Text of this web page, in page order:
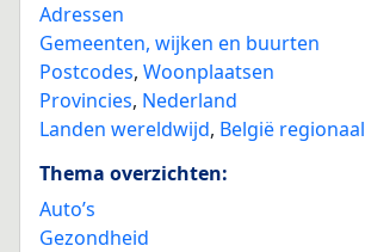
Adressen
Gemeenten, wijken en buurten
Postcodes, Woonplaatsen
Provincies, Nederland
Landen wereldwijd, België regionaal
Thema overzichten:
Auto’s
Gezondheid